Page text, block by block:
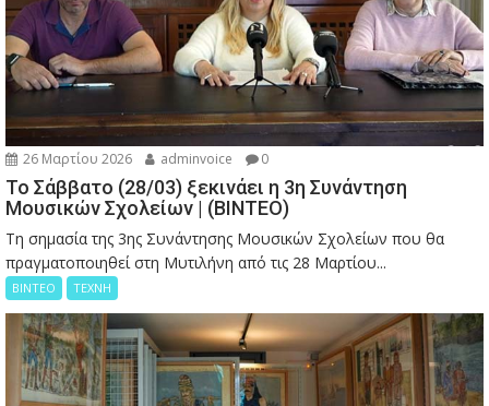
26 Μαρτίου 2026 adminvoice 0
Το Σάββατο (28/03) ξεκινάει η 3η Συνάντηση
Μουσικών Σχολείων | (ΒΙΝΤΕΟ)
Τη σημασία της 3ης Συνάντησης Μουσικών Σχολείων που θα
πραγματοποιηθεί στη Μυτιλήνη από τις 28 Μαρτίου...
ΒΙΝΤΕΟ ΤΕΧΝΗ